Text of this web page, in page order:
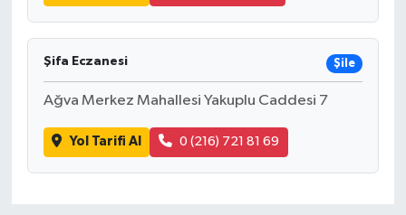
Şifa Eczanesi Şile
Ağva Merkez Mahallesi Yakuplu Caddesi 7
Yol Tarifi Al 0 (216) 721 81 69
İvrindi
KENT GÜNDEMİ
Kepsut